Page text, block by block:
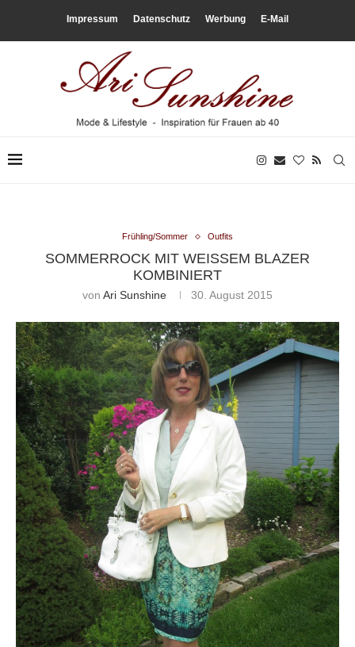
Impressum Datenschutz Werbung E-Mail
Frühling/Sommer Outfits
SOMMERROCK MIT WEISSEM BLAZER K
OMBINIERT
von Ari Sunshine 30. August 2015